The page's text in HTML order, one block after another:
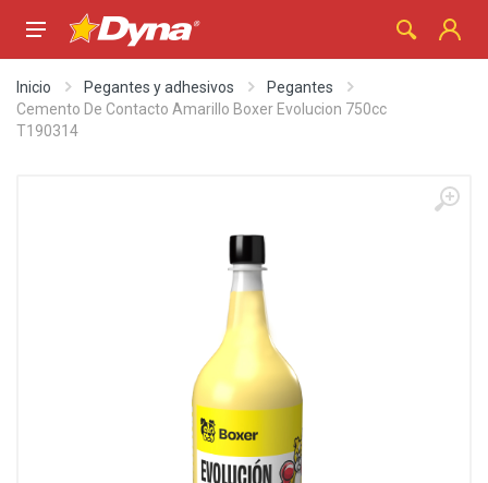
Inicio Pegantes y adhesivos
Pegantes
Cemento De Contacto Amarillo Boxer Evolucion 750cc
T190314